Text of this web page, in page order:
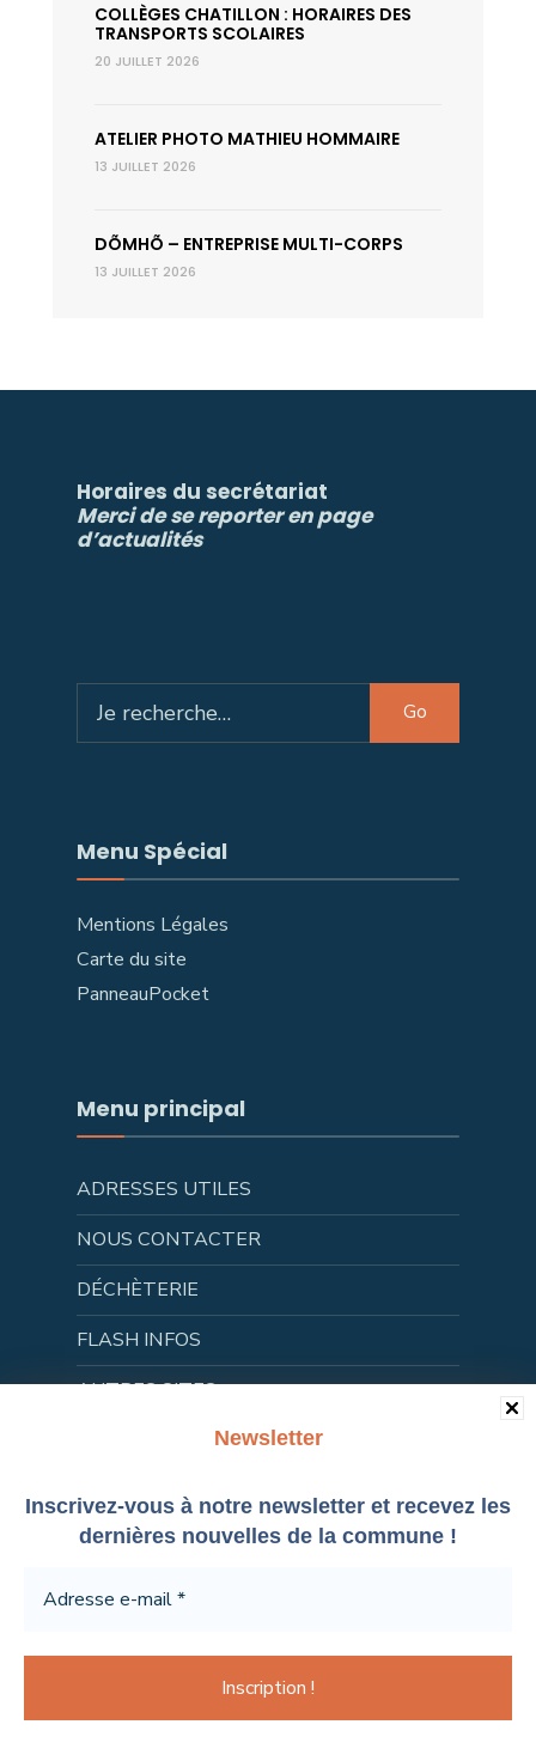
COLLÈGES CHATILLON : HORAIRES DES
TRANSPORTS SCOLAIRES
20 JUILLET 2026
ATELIER PHOTO MATHIEU HOMMAIRE
13 JUILLET 2026
DÕMHÕ – ENTREPRISE MULTI-CORPS
13 JUILLET 2026
Horaires du secrétariat
Merci de se reporter en page
d’actualités
for:
Go
Menu Spécial
Mentions Légales
Carte du site
PanneauPocket
Menu principal
ADRESSES UTILES
NOUS CONTACTER
DÉCHÈTERIE
FLASH INFOS
AUTRES SITES
CONCERTATION
Prochains Évènements
Aucun évènement
à 40 min de Lyon, Bourg en Bresse et Macon !
Newsletter
Inscrivez-vous à notre newsletter et recevez les
dernières nouvelles de la commune !